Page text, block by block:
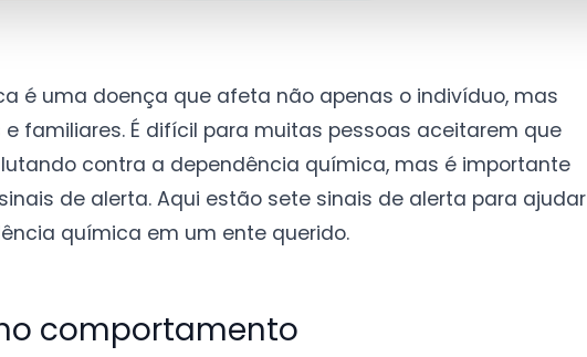
é uma doença que afeta não apenas o indivíduo, mas
familiares. É difícil para muitas pessoas aceitarem que
contra a dependência química, mas é importante
de alerta. Aqui estão sete sinais de alerta para ajudar
química em um ente querido.
comportamento